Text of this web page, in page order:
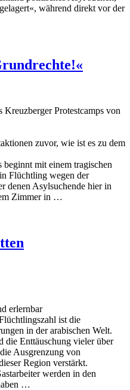
während direkt vor der
Protestcamps von
zuvor, wie ist es zu dem
mit einem tragischen
Flüchtling wegen der
denen Asylsuchende hier in
Zimmer in …
erlernbar
ist die
in der arabischen Welt.
die Enttäuschung vieler über
Ausgrenzung von
Region verstärkt.
werden in den
…